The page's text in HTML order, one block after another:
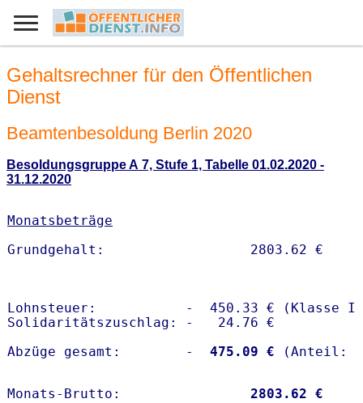
Gehaltsrechner für den Öffentlichen
Dienst
Beamtenbesoldung Berlin 2020
Besoldungsgruppe A 7, Stufe 1, Tabelle 01.02.2020 -
31.12.2020
Monatsbeträge
Lohnsteuer:           -  450.33 € (Klasse I)
Solidaritätszuschlag: -   24.76 €
Abzüge gesamt:        -
  475.09 €
Monats-Brutto: 2803.62 €